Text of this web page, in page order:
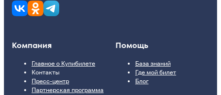
Компания
Главное о Купибилете
Контакты
Пресс-центр
Партнерская программа
Помощь
База знаний
Где мой билет
Блог